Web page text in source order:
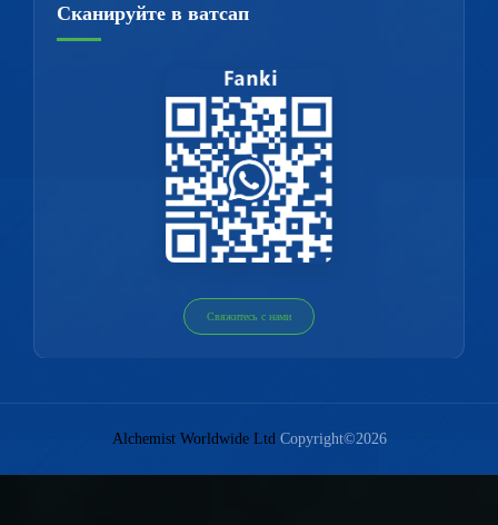
Сканируйте в ватсап
Свяжитесь с нами
Alchemist Worldwide LtdCopyright©2026